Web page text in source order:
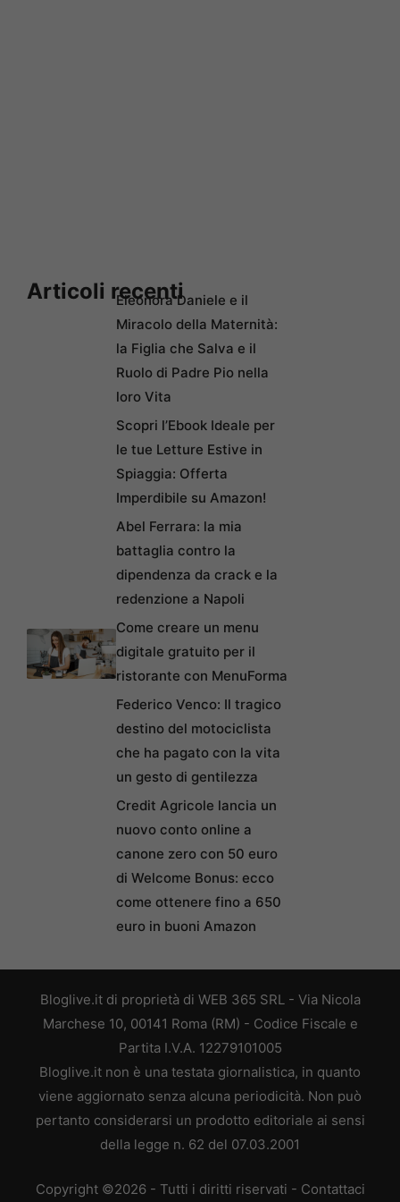
Articoli recentiEleonora Daniele e il
Miracolo della Maternità:
la Figlia che Salva e il
Ruolo di Padre Pio nella
loro Vita
Scopri l’Ebook Ideale per
le tue Letture Estive in
Spiaggia: Offerta
Imperdibile su Amazon!
Abel Ferrara: la mia
battaglia contro la
dipendenza da crack e la
redenzione a Napoli
Come creare un menu
digitale gratuito per il
ristorante con MenuForma
Federico Venco: Il tragico
destino del motociclista
che ha pagato con la vita
un gesto di gentilezza
Credit Agricole lancia un
nuovo conto online a
canone zero con 50 euro
di Welcome Bonus: ecco
come ottenere fino a 650
euro in buoni Amazon
Bloglive.it di proprietà di WEB 365 SRL - Via Nicola
Marchese 10, 00141 Roma (RM) - Codice Fiscale e
Partita I.V.A. 12279101005
Bloglive.it non è una testata giornalistica, in quanto
viene aggiornato senza alcuna periodicità. Non può
pertanto considerarsi un prodotto editoriale ai sensi
della legge n. 62 del 07.03.2001
Copyright ©2026 - Tutti i diritti riservati - Contattaci